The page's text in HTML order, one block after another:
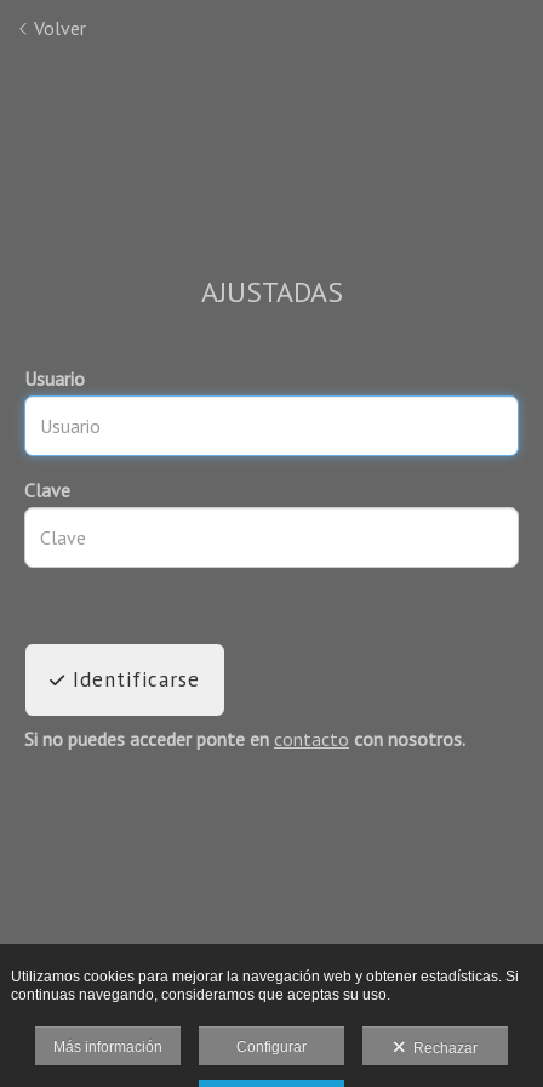
Volver
AJUSTADAS
Usuario
Clave
Identificarse
Si no puedes acceder ponte en contacto con nosotros.
Utilizamos cookies para mejorar la navegación web y obtener estadísticas. Si
continuas navegando, consideramos que aceptas su uso.
Más información Configurar Rechazar